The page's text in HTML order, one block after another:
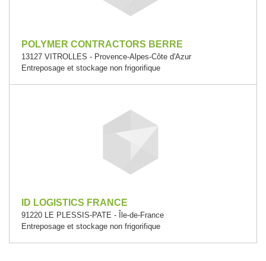
POLYMER CONTRACTORS BERRE
13127 VITROLLES - Provence-Alpes-Côte d'Azur
Entreposage et stockage non frigorifique
ID LOGISTICS FRANCE
91220 LE PLESSIS-PATE - Île-de-France
Entreposage et stockage non frigorifique